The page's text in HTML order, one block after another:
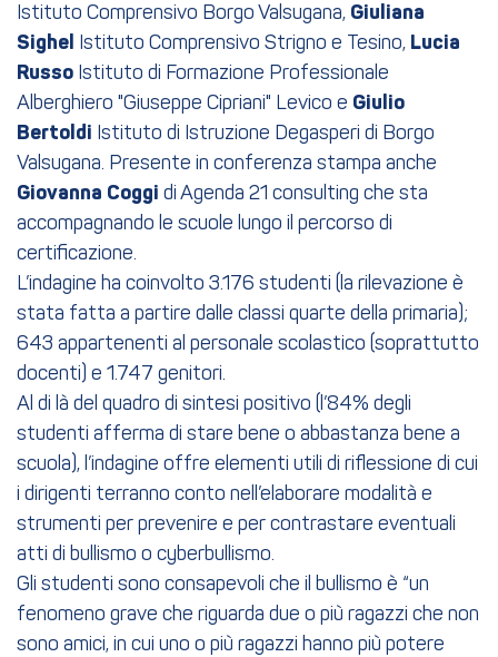
Istituto Comprensivo Borgo Valsugana, Giuliana
Sighel Istituto Comprensivo Strigno e Tesino, Lucia
Russo Istituto di Formazione Professionale
Alberghiero "Giuseppe Cipriani" Levico e Giulio
Bertoldi Istituto di Istruzione Degasperi di Borgo
Valsugana. Presente in conferenza stampa anche
Giovanna Coggi di Agenda 21 consulting che sta
accompagnando le scuole lungo il percorso di
certificazione.
L’indagine ha coinvolto 3.176 studenti (la rilevazione è
stata fatta a partire dalle classi quarte della primaria);
643 appartenenti al personale scolastico (soprattutto
docenti) e 1.747 genitori.
Al di là del quadro di sintesi positivo (l’84% degli
studenti afferma di stare bene o abbastanza bene a
scuola), l’indagine offre elementi utili di riflessione di cui
i dirigenti terranno conto nell’elaborare modalità e
strumenti per prevenire e per contrastare eventuali
atti di bullismo o cyberbullismo.
Gli studenti sono consapevoli che il bullismo è “un
fenomeno grave che riguarda due o più ragazzi che non
sono amici, in cui uno o più ragazzi hanno più potere